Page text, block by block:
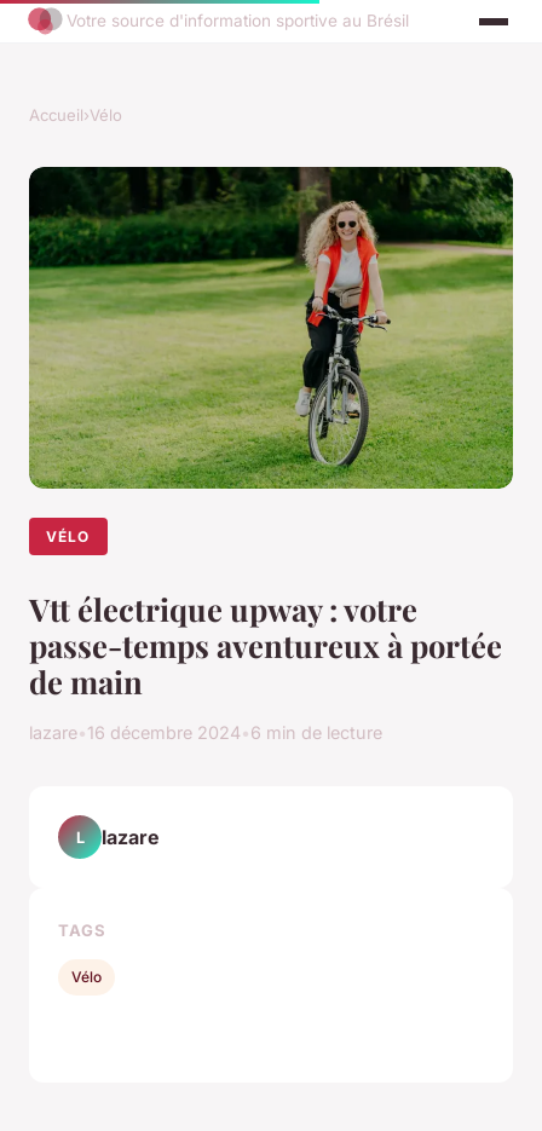
Votre source d'information sportive au Brésil
Accueil›Vélo
VÉLO
Vtt électrique upway : votre
passe-temps aventureux à portée
de main
lazare•16 décembre 2024•6 min de lecture
L lazare
TAGS
Vélo